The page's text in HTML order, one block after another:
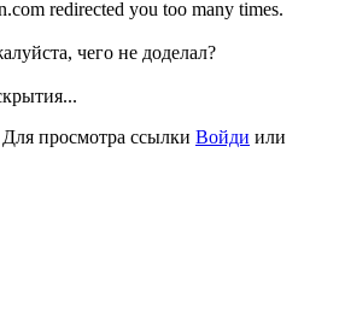
redirected you too many times.
чего не доделал?
Для просмотра ссылки Войди или